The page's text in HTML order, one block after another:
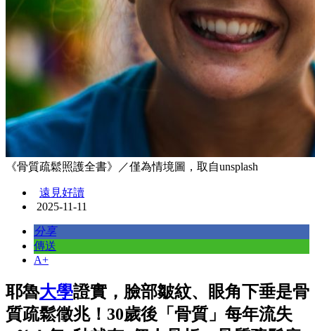
《骨質疏鬆照護全書》／僅為情境圖，取自unsplash
遠見好讀
2025-11-11
分享
傳送
A+
耶魯大學證實，臉部皺紋、眼角下垂是骨
質疏鬆徵兆！30歲後「骨質」每年流失